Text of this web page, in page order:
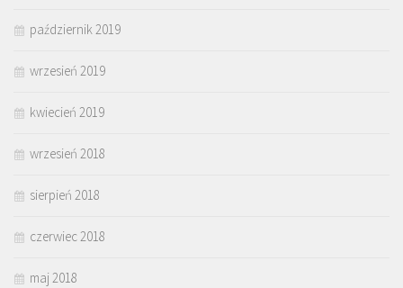
październik 2019
wrzesień 2019
kwiecień 2019
wrzesień 2018
sierpień 2018
czerwiec 2018
maj 2018